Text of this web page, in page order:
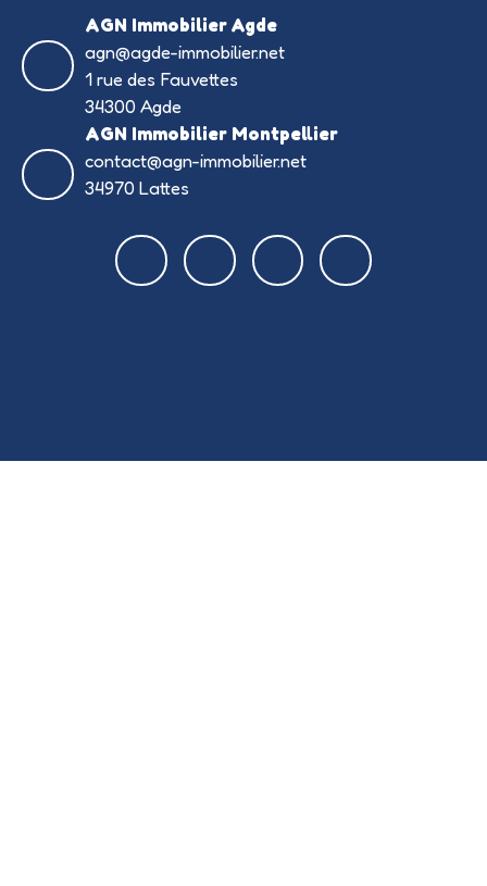
AGN Immobilier Agde
agn@agde-immobilier.net
1 rue des Fauvettes
34300 Agde
AGN Immobilier Montpellier
contact@agn-immobilier.net
34970 Lattes